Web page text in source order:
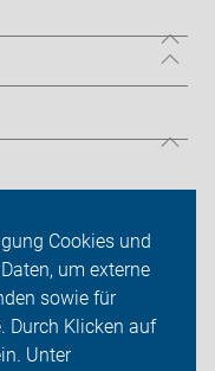
Cookies und
um externe
sowie für
Durch Klicken auf
Unter